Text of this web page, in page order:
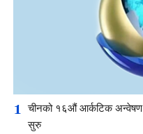
1 चीनको १६औं आर्कटिक अन्वेषण
सुरु